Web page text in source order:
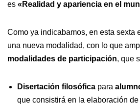
es «Realidad y apariencia en el
Como ya indicabamos, en esta sexta
una nueva modalidad, con lo que
modalidades de participación, que
Disertación filosófica para
que consistirá en la elaboración